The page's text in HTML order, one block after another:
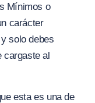
Mínimos o
carácter
solo debes
cargaste al
esta es una de